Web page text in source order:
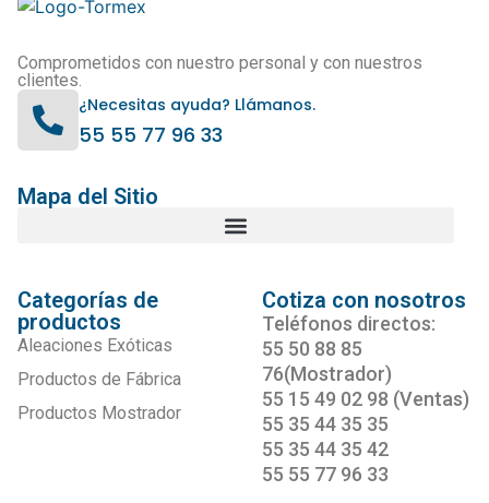
Comprometidos con nuestro personal y con nuestros
clientes.
¿Necesitas ayuda? Llámanos.
55 55 77 96 33
Mapa del Sitio
Categorías de
productos
Aleaciones Exóticas
Productos de Fábrica
Productos Mostrador
Cotiza con nosotros
Teléfonos directos:
55 50 88 85
76(Mostrador)
55 15 49 02 98 (Ventas)
55 35 44 35 35
55 35 44 35 42
55 55 77 96 33